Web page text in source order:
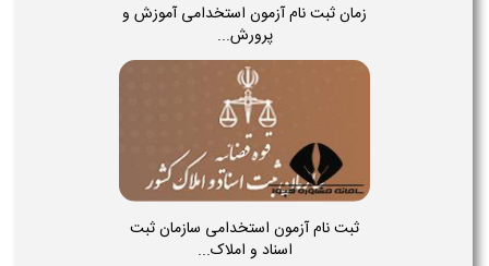
زمان ثبت نام آزمون استخدامی آموزش و
پرورش...
ثبت نام آزمون استخدامی سازمان ثبت
اسناد و املاک...